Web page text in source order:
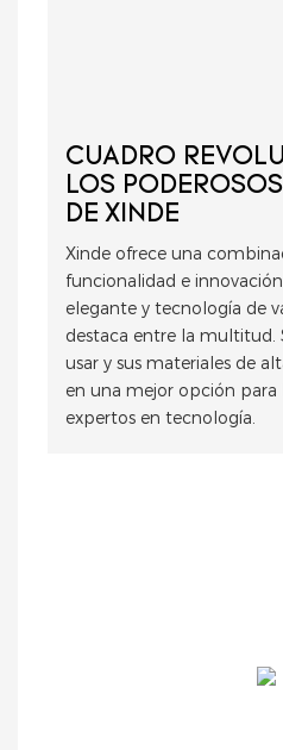
CUADRO
LOS
DE XINDE
Xinde ofrece una
funcionalidad e
elegante y tecnología de
destaca entre la multitud.
usar y sus materiales de
en una mejor opción para
expertos en tecnología.